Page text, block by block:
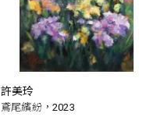
許美玲
鳶尾繽紛，2023